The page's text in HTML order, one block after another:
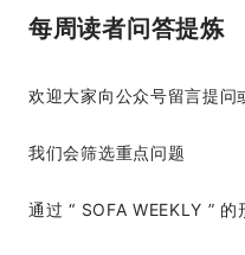
每周读者问答提炼
欢迎大家向公众号留言提问
我们会筛选重点问题
通过 “ SOFA WEEKLY ” 的